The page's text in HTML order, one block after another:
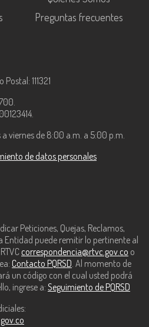
Preguntas frecuentes
111321
a viernes de 8:00 a.m. a 5:00 p.m.
de datos personales
Peticiones, Quejas, Reclamos,
Entidad puede remitir lo pertinente al
correspondencia@rtvc.gov.co o
Contacto PQRSD. Al momento de
un código con el cual usted podrá
ingrese a: Seguimiento de PQRSD